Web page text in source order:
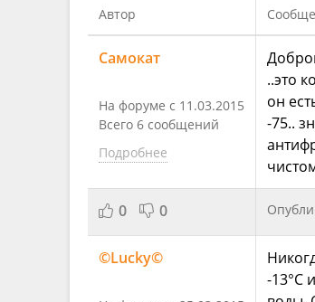
Автор
Самокат
На форуме с 11.03.2015
Всего 6 сообщений
Подробнее
..это
он
-75..
0 0
©Lucky©
-13°С